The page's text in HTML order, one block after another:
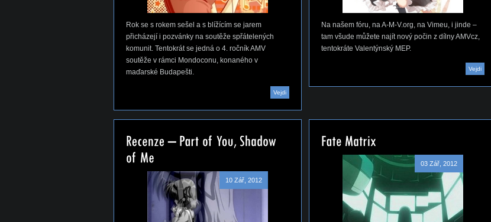
Rok se s rokem sešel a s blížícím se jarem
přicházejí i pozvánky na soutěže spřátelených
komunit. Tentokrát se jedná o 4. ročník AMV
soutěže v rámci Mondoconu, konaného v
maďarské Budapešti.
Vejdi
Na našem fóru, na A-M-V.org, na Vimeu, i jinde –
tam všude můžete najít nový počin z dílny AMVcz,
tentokráte Valentýnský MEP.
Vejdi
10 Zář, 2012
03 Zář, 2012